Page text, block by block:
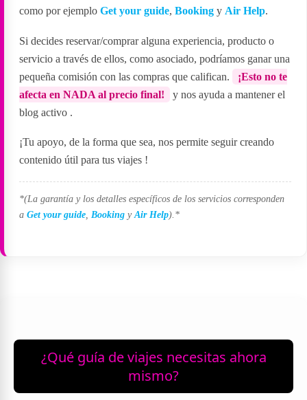
como por ejemploGet your guide,Booking y Air Help.
Si decides reservar/comprar alguna experiencia, producto o
servicio a través de ellos, como asociado, podríamos ganar una
pequeña comisión con las compras que califican.
¡Esto no te
afecta en NADA al precio final!
y nos ayuda a mantener el
blog activo .
¡Tu apoyo, de la forma que sea, nos permite seguir creando
contenido útil para tus viajes !
*(La garantía y los detalles específicos de los servicios corresponden
aGet your guide Booking yAir Help).*
¿Qué guía de viajes necesitas ahora
mismo?